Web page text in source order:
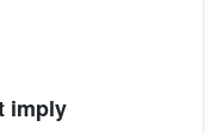
imply